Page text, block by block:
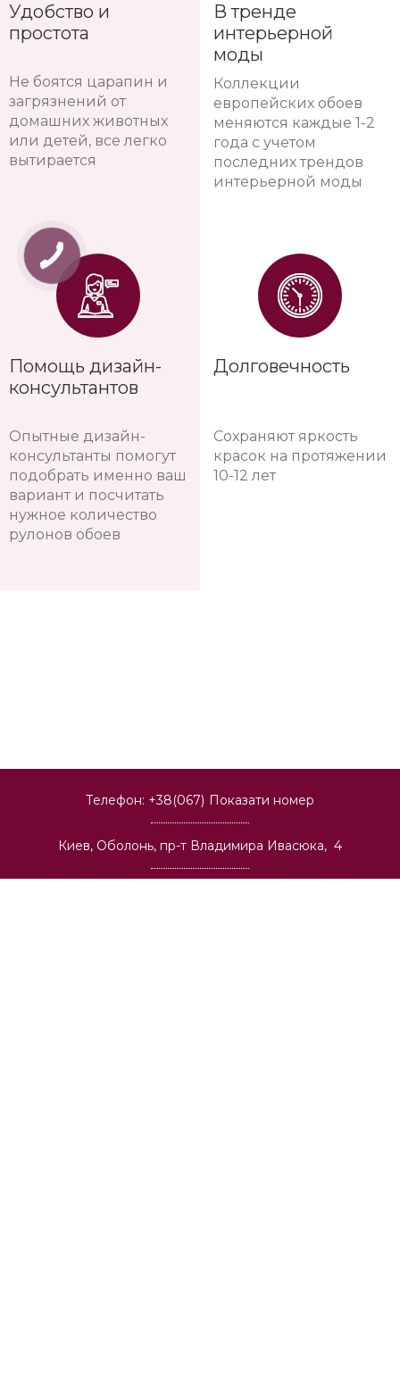
Удобство и
простота
Не боятся царапин и
загрязнений от
домашних животных
или детей, все легко
вытирается
Помощь дизайн-
консультантов
Опытные дизайн-
консультанты помогут
подобрать именно ваш
вариант и посчитать
нужное количество
рулонов обоев
В тренде
интерьерной
моды
Коллекции
европейских обоев
меняются каждые 1-2
года с учетом
последних трендов
интерьерной моды
Долговечность
Сохраняют яркость
красок на протяжении
10-12 лет
Телефон: +38(067) Показати номер
Киев, Оболонь, пр-т Владимира Ивасюка, 4